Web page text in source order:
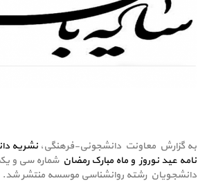
به گزارش معاونت دانشجوئی-فرهنگی، نشریه
نامه عید نوروز و ماه مبارک رمضان شماره سی و
دانشجویان رشته روانشناسی موسسه منتشر شد.